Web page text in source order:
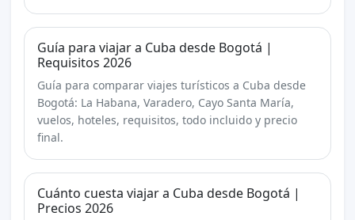
Guía para viajar a Cuba desde Bogotá |
Requisitos 2026
Guía para comparar viajes turísticos a Cuba desde
Bogotá: La Habana, Varadero, Cayo Santa María,
vuelos, hoteles, requisitos, todo incluido y precio
final.
Cuánto cuesta viajar a Cuba desde Bogotá |
Precios 2026